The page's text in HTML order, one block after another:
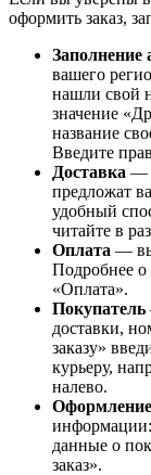
оформить заказ,
Заполнение
вашего
нашли свой
значение
название
Введите
Доставка —
предложат
удобный
читайте в
Оплата —
Подробнее о
«Оплата».
Покупатель
доставки,
заказу»
курьеру,
налево.
Оформление
информации:
данные о
заказ».